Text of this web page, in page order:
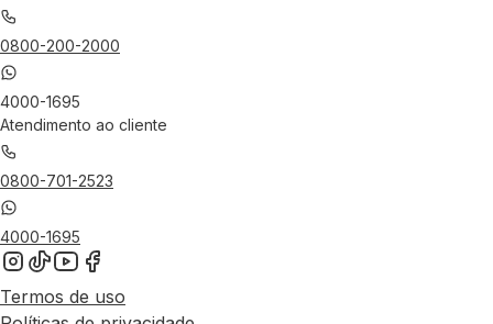
0800-200-2000
4000-1695
Atendimento ao cliente
0800-701-2523
4000-1695
Termos de uso